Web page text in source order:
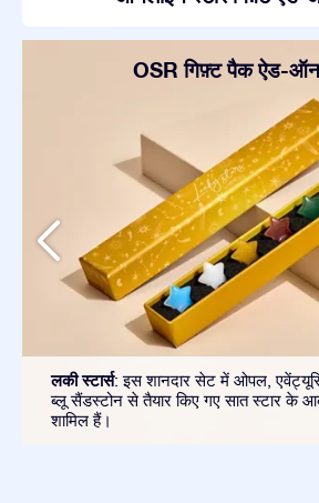
OSR गिफ़्ट पैक ऐड-ऑन
लकी स्टार्स: इस शानदार सेट में ओपल,
ब्लू सैंडस्टोन से तैयार किए गए सात स्टार के
शामिल हैं।